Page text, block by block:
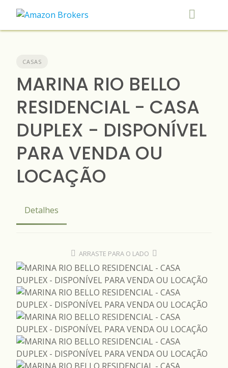
content
CASAS
MARINA RIO BELLO
RESIDENCIAL - CASA
DUPLEX - DISPONÍVEL
PARA VENDA OU
LOCAÇÃO
Detalhes
ARRASTE PARA O LADO